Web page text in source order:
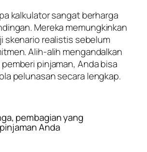
kalkulator sangat berharga
Mereka memungkinkan
skenario realistis sebelum
Alih-alih mengandalkan
pinjaman, Anda bisa
pelunasan secara lengkap.
pembagian yang
Anda